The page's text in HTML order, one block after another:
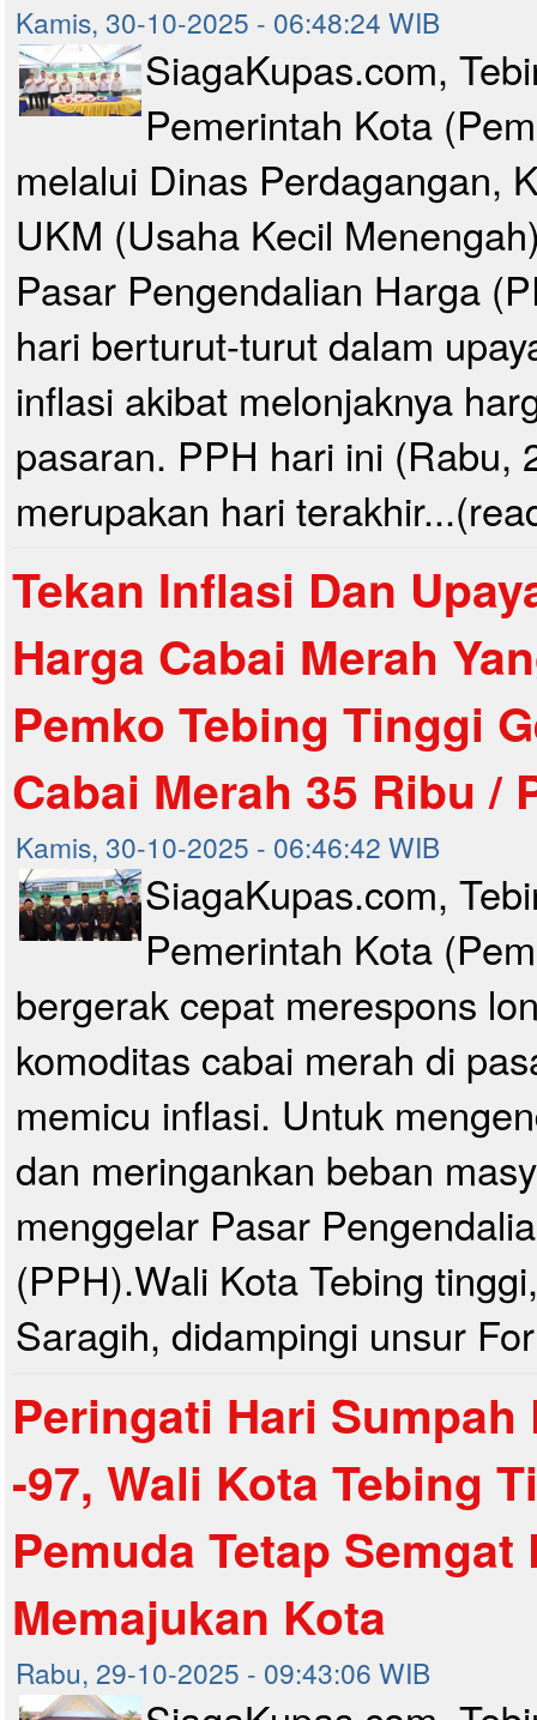
Kamis, 30-10-2025 - 06:48:24 WIB
SiagaKupas.com,
Pemerintah Kota
melalui Dinas Perdagangan,
UKM (Usaha Kecil
Pasar Pengendalian Harga
hari berturut-turut dalam
inflasi akibat melonjaknya
pasaran. PPH hari ini (Rabu,
merupakan hari
Tekan Inflasi Dan
Harga Cabai Merah
Pemko Tebing Tinggi
Cabai Merah 35 Ribu /
Kamis, 30-10-2025 - 06:46:42 WIB
SiagaKupas.com,
Pemerintah Kota
bergerak cepat merespons
komoditas cabai merah di
memicu inflasi. Untuk
dan meringankan beban
menggelar Pasar
(PPH).Wali Kota Tebing
Saragih, didampingi unsur
Peringati Hari Sumpah
-97, Wali Kota Tebing
Pemuda Tetap
Memajukan Kota
Rabu, 29-10-2025 - 09:43:06 WIB